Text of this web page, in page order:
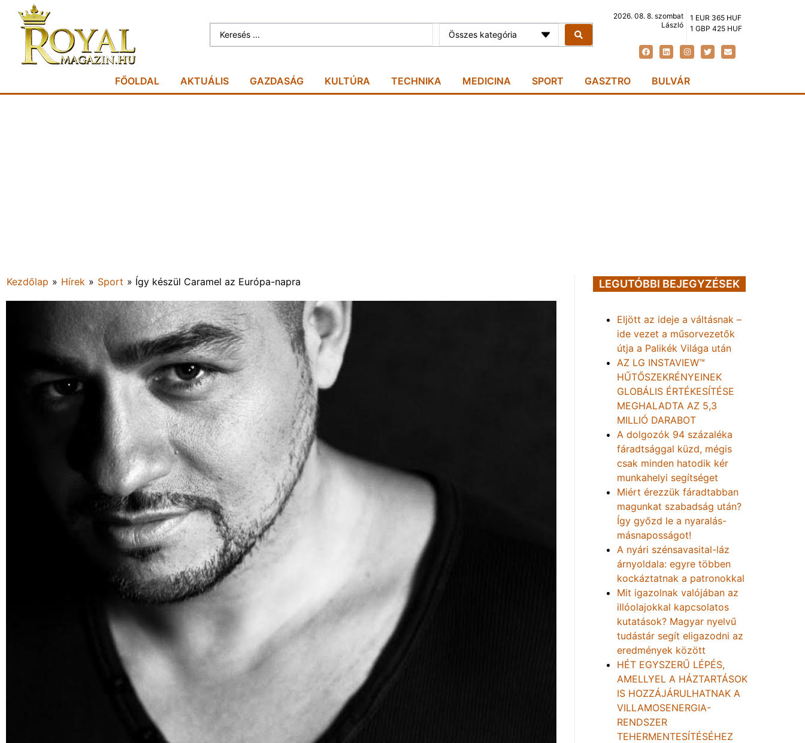
Összes kategória
2026. 08. 8. szombat
László
1 EUR 365 HUF
1 GBP 425 HUF
FŐOLDAL AKTUÁLIS GAZDASÁG KULTÚRA TECHNIKA MEDICINA SPORT GASZTRO BULVÁR
Kezdőlap » Hírek » Sport » Így készül Caramel az Európa-napra LEGUTÓBBI BEJEGYZÉSEK
Eljött az ideje a váltásnak –
ide vezet a műsorvezetők
útja a Palikék Világa után
AZ LG INSTAVIEW™
HŰTŐSZEKRÉNYEINEK
GLOBÁLIS ÉRTÉKESÍTÉSE
MEGHALADTA AZ 5,3
MILLIÓ DARABOT
A dolgozók 94 százaléka
fáradtsággal küzd, mégis
csak minden hatodik kér
munkahelyi segítséget
Miért érezzük fáradtabban
magunkat szabadság után?
Így győzd le a nyaralás-
másnaposságot!
A nyári szénsavasital-láz
árnyoldala: egyre többen
kockáztatnak a patronokkal
Mit igazolnak valójában az
illóolajokkal kapcsolatos
kutatások? Magyar nyelvű
tudástár segít eligazodni az
eredmények között
HÉT EGYSZERŰ LÉPÉS,
AMELLYEL A HÁZTARTÁSOK
IS HOZZÁJÁRULHATNAK A
VILLAMOSENERGIA-
RENDSZER
TEHERMENTESÍTÉSÉHEZ